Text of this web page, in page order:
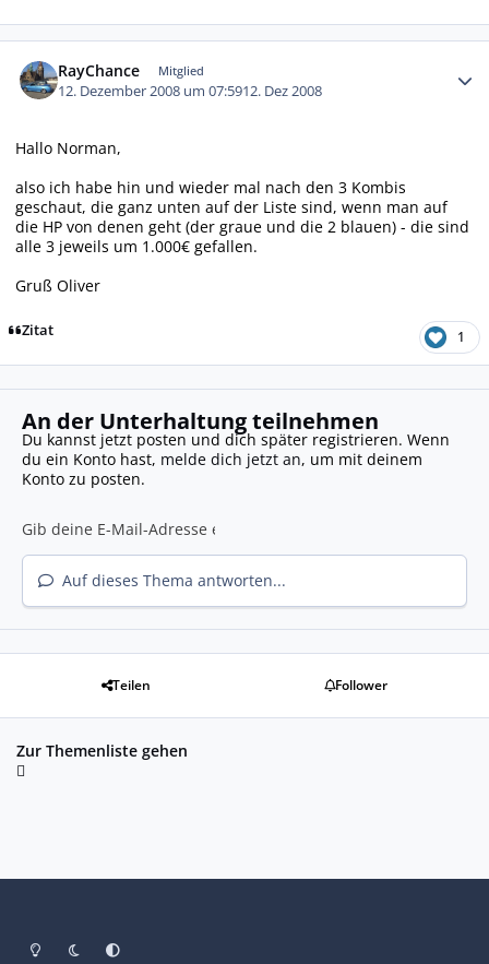
RayChance Mitglied
12. Dezember 2008 um 07:5912. Dez 2008
Hallo Norman,
also ich habe hin und wieder mal nach den 3 Kombis
geschaut, die ganz unten auf der Liste sind, wenn man auf
die HP von denen geht (der graue und die 2 blauen) - die sind
alle 3 jeweils um 1.000€ gefallen.
Gruß Oliver
Zitat 1
An der Unterhaltung teilnehmen
Du kannst jetzt posten und dich später registrieren. Wenn
du ein Konto hast, melde dich jetzt an, um mit deinem
Konto zu posten.
Auf dieses Thema antworten...
Teilen Follower
Zur Themenliste gehen
Heller ModusDunkler Modus
Systemeinstellung